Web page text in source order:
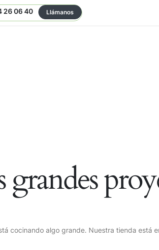
26 06 40 Llámanos
grandes
cocinando algo grande. Nuestra tienda está